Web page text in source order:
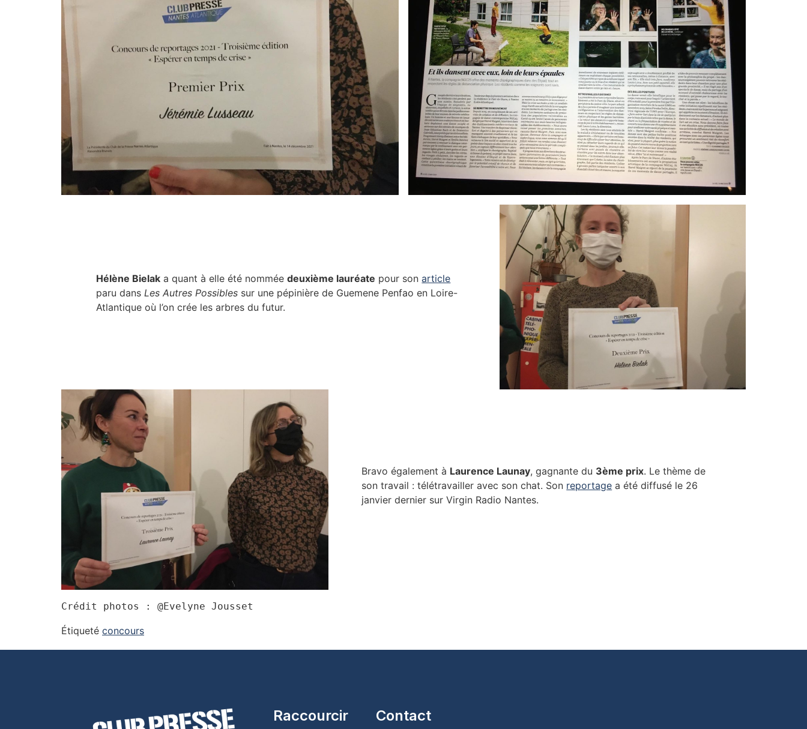
Hélène Bielak a quant à elle été nomméedeuxième lauréate pour sonarticle
paru dans Les Autres Possibles sur une pépinière de Guemene Penfao en Loire-
Atlantique où l’on crée les arbres du futur.
Bravo également à Laurence Launay, gagnante du 3ème prix. Le thème de
son travail : télétravailler avec son chat. Son reportage a été diffusé le 26
janvier dernier sur Virgin Radio Nantes.
Crédit photos : @Evelyne Jousset
Étiqueté concours
Raccourcir Contact